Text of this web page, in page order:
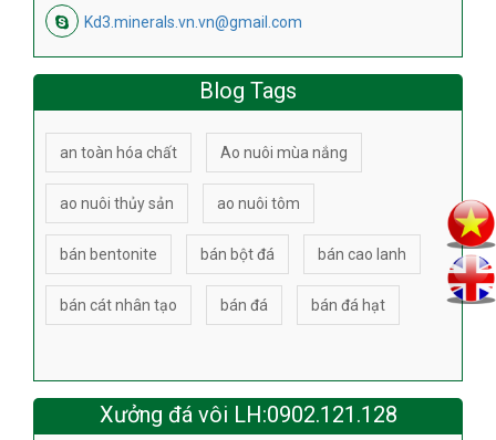
Kd3.minerals.vn.vn@gmail.com
Blog Tags
an toàn hóa chất Ao nuôi mùa nắng
ao nuôi thủy sản ao nuôi tôm
bán bentonite bán bột đá bán cao lanh
bán cát nhân tạo bán đá bán đá hạt
Xưởng đá vôi LH:0902.121.128